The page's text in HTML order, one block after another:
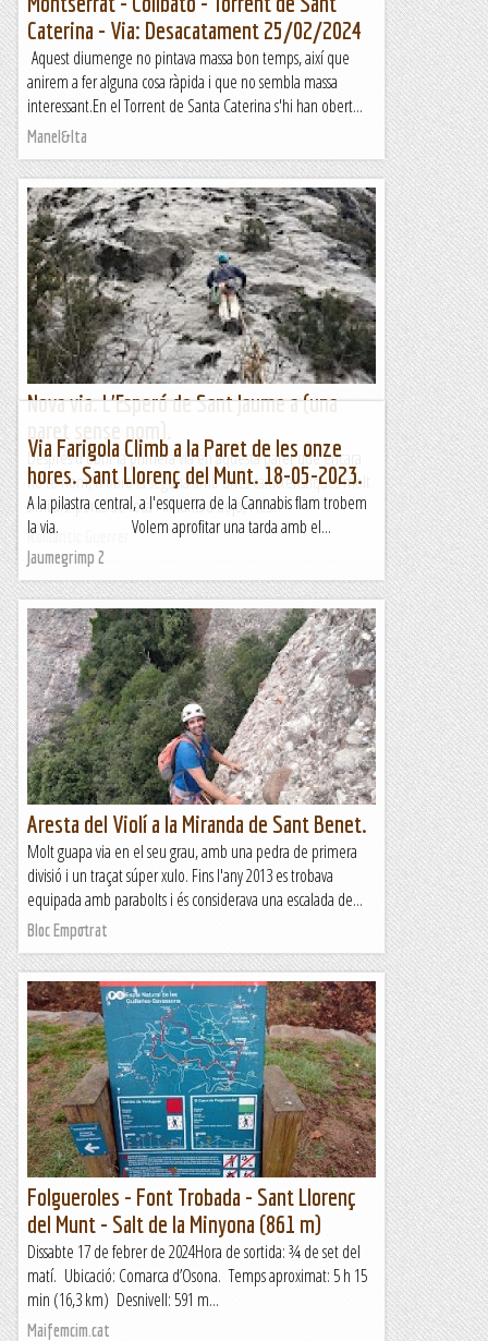
Caterina - Via: Desacatament 25/02/2024
Aquest diumenge no pintava massa bon temps, així que
anirem a fer alguna cosa ràpida i que no sembla massa
interessant.En el Torrent de Santa Caterina s'hi han obert...
Manel&Ita
Nova via. L'Esperó de Sant Jaume a (una
Després d'obrir la primera via en aquesta paret que encara
no té nom, n'obro la segona amb unes característiques molt
similars: ponts de roca i flotants a dojo, i les...
Romàntic Guerrer
Via Farigola Climb a la Paret de les onze
hores. Sant Llorenç del Munt. 18-05-2023.
A la pilastra central, a l'esquerra de la Cannabis flam trobem
la via. Volem aprofitar una tarda amb el...
Jaumegrimp 2
Aresta del Violí a la Miranda de Sant Benet.
Molt guapa via en el seu grau, amb una pedra de primera
divisió i un traçat súper xulo. Fins l'any 2013 es trobava
equipada amb parabolts i és considerava una escalada de...
Bloc Empotrat
Folgueroles - Font Trobada - Sant Llorenç
del Munt - Salt de la Minyona (861 m)
Dissabte 17 de febrer de 2024Hora de sortida: ¾ de set del
matí. Ubicació: Comarca d’Osona. Temps aproximat: 5 h 15
min (16,3 km) Desnivell: 591 m...
Maifemcim.cat